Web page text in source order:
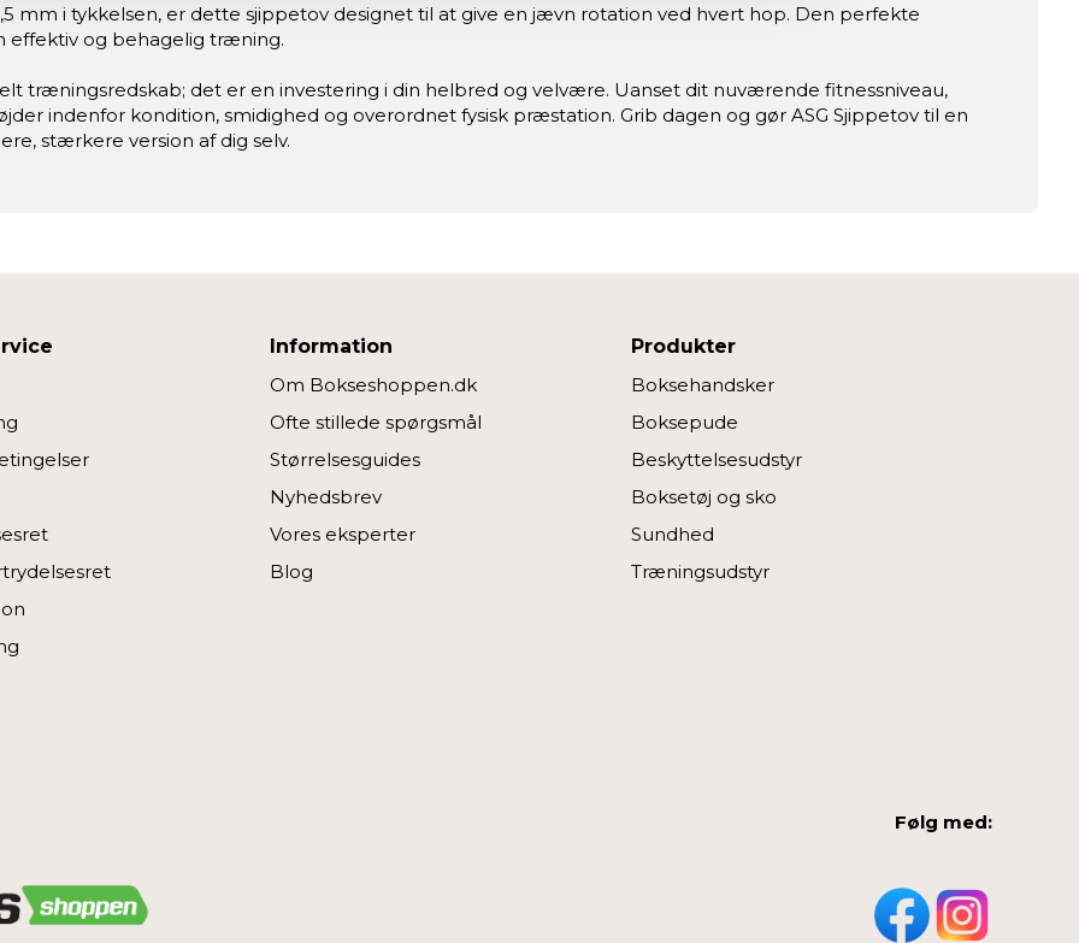
hjemmeside fungerer; andre hjælper os med at forstå, hvordan du bruger siden, så vi kan
til marketing formål. Klik på “Tillad alle” for at fortsætte som angivet,
hvilke typer cookies du vil acceptere.
mm i tykkelsen, er dette sjippetov designet til at give en jævn rotation ved hvert hop. Den perfekte
og behagelig træning.
træningsredskab; det er en investering i din helbred og velvære. Uanset dit nuværende fitnessniveau,
indenfor kondition, smidighed og overordnet fysisk præstation. Grib dagen og gør ASG Sjippetov til en
stærkere version af dig selv.
Information
Om Bokseshoppen.dk
Ofte stillede spørgsmål
Størrelsesguides
Nyhedsbrev
Vores eksperter
Blog
Produkter
Boksehandsker
Boksepude
Beskyttelsesudstyr
Boksetøj og sko
Sundhed
Træningsudstyr
Følg med: